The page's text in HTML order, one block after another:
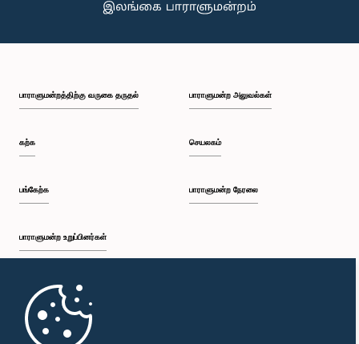
பாராளுமன்றத்திற்கு வருகை தருதல்
கற்க
பங்கேற்க
பாராளுமன்ற உறுப்பினர்கள்
முதற்பக்கம்
பாராளுமன்ற அலுவல்கள்
செயலகம்
பாராளுமன்ற நேரலை